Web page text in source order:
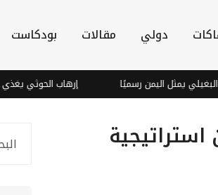
دولي مقالات بودكاست
يمثل اليمن رسميًا إرهاب الحوثي يغذي